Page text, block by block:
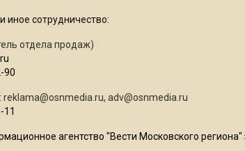
иное сотрудничество:
отдела продаж)
90
reklama@osnmedia.ru, adv@osnmedia.ru
11
агентство "Вести Московского